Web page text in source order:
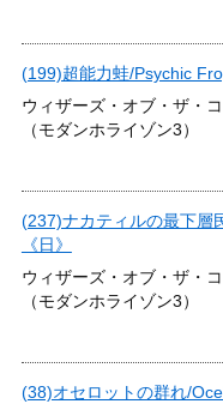
(199)超能力蛙/Psychic
ウィザーズ・オブ・ザ・
（モダンホライゾン3）
(237)ナカティルの最下層
《日》
ウィザーズ・オブ・ザ・
（モダンホライゾン3）
(38)オセロットの群れ/